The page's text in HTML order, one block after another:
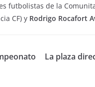
futbolistas de la
CF) y Rodrigo Rocafort
La plaza